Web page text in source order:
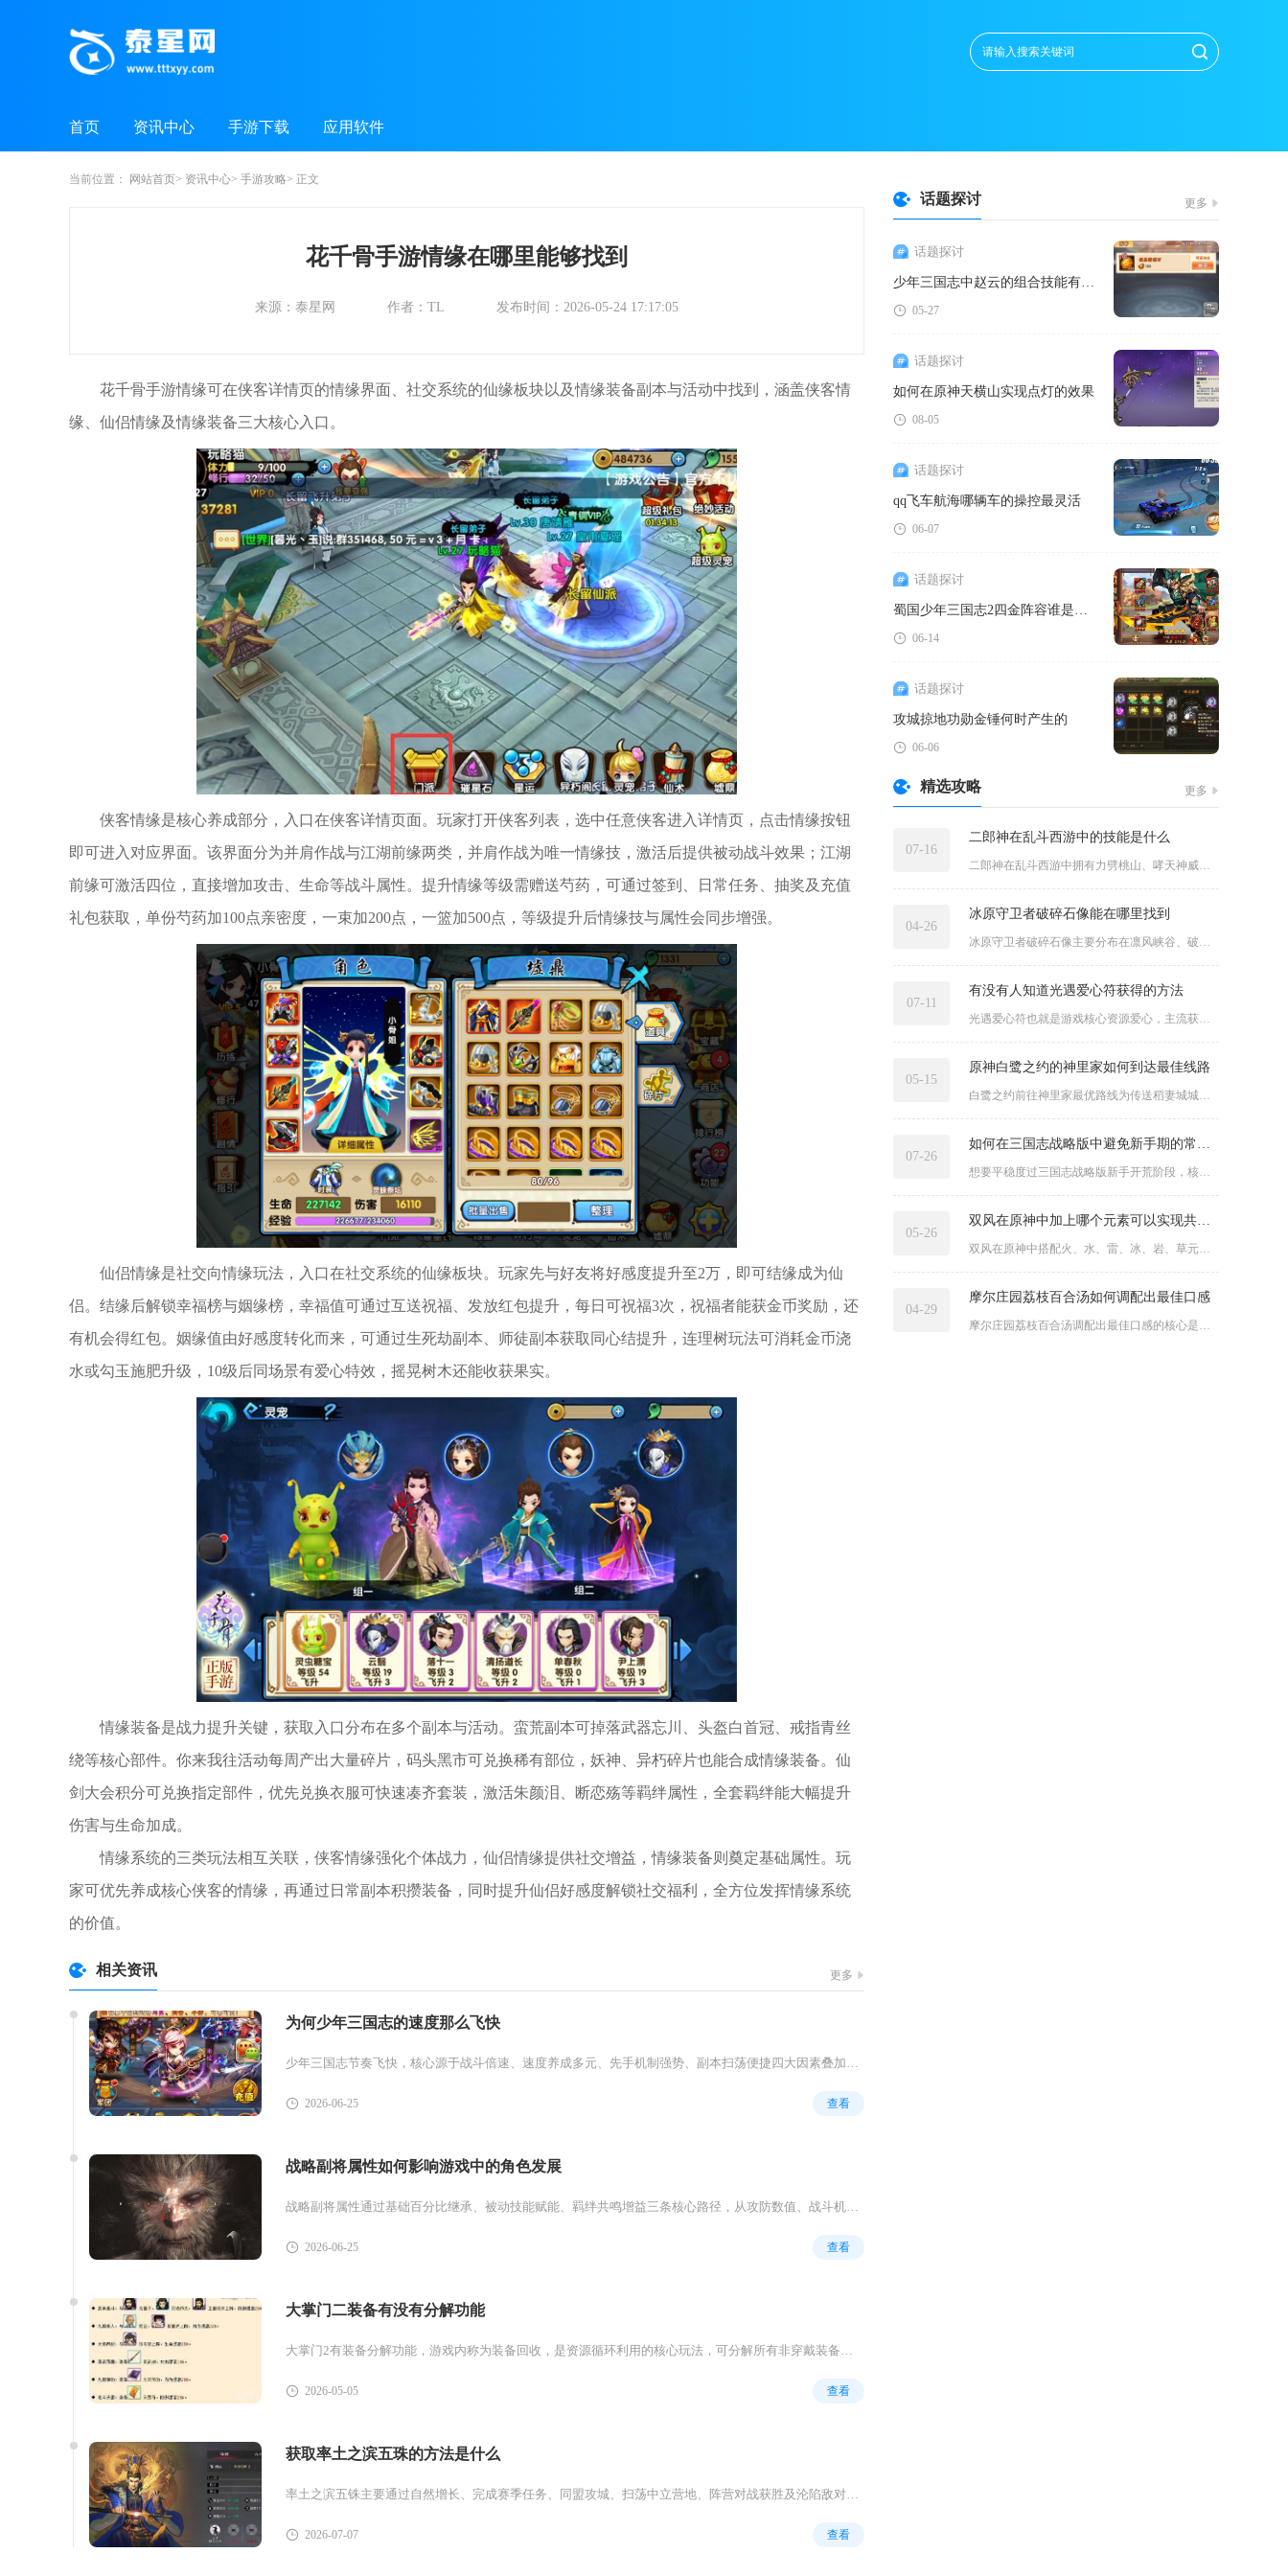
首页 资讯中心 手游下载 应用软件
当前位置： 网站首页 资讯中心 手游攻略 正文
花千骨手游情缘在哪里能够找到
来源：泰星网 作者：TL 发布时间：2026-05-24 17:17:05
花千骨手游情缘可在侠客详情页的情缘界面、社交系统的仙缘板块以及情缘装备副本与活动中找到，涵盖侠客情
缘、仙侣情缘及情缘装备三大核心入口。
侠客情缘是核心养成部分，入口在侠客详情页面。玩家打开侠客列表，选中任意侠客进入详情页，点击情缘按钮
即可进入对应界面。该界面分为并肩作战与江湖前缘两类，并肩作战为唯一情缘技，激活后提供被动战斗效果；江湖
前缘可激活四位，直接增加攻击、生命等战斗属性。提升情缘等级需赠送芍药，可通过签到、日常任务、抽奖及充值
礼包获取，单份芍药加100点亲密度，一束加200点，一篮加500点，等级提升后情缘技与属性会同步增强。
仙侣情缘是社交向情缘玩法，入口在社交系统的仙缘板块。玩家先与好友将好感度提升至2万，即可结缘成为仙
侣。结缘后解锁幸福榜与姻缘榜，幸福值可通过互送祝福、发放红包提升，每日可祝福3次，祝福者能获金币奖励，还
有机会得红包。姻缘值由好感度转化而来，可通过生死劫副本、师徒副本获取同心结提升，连理树玩法可消耗金币浇
水或勾玉施肥升级，10级后同场景有爱心特效，摇晃树木还能收获果实。
情缘装备是战力提升关键，获取入口分布在多个副本与活动。蛮荒副本可掉落武器忘川、头盔白首冠、戒指青丝
绕等核心部件。你来我往活动每周产出大量碎片，码头黑市可兑换稀有部位，妖神、异朽碎片也能合成情缘装备。仙
剑大会积分可兑换指定部件，优先兑换衣服可快速凑齐套装，激活朱颜泪、断恋殇等羁绊属性，全套羁绊能大幅提升
伤害与生命加成。
情缘系统的三类玩法相互关联，侠客情缘强化个体战力，仙侣情缘提供社交增益，情缘装备则奠定基础属性。玩
家可优先养成核心侠客的情缘，再通过日常副本积攒装备，同时提升仙侣好感度解锁社交福利，全方位发挥情缘系统
的价值。
相关资讯 更多
为何少年三国志的速度那么飞快
2026-06-25 查看
战略副将属性如何影响游戏中的角色发展
2026-06-25 查看
大掌门二装备有没有分解功能
2026-05-05 查看
获取率土之滨五珠的方法是什么
2026-07-07 查看
话题探讨 更多
话题探讨
05-27
话题探讨
如何在原神天横山实现点灯的效果
08-05
话题探讨
qq飞车航海哪辆车的操控最灵活
06-07
话题探讨
06-14
话题探讨
攻城掠地功勋金锤何时产生的
06-06
精选攻略 更多
07-16
二郎神在乱斗西游中的技能是什么
04-26
冰原守卫者破碎石像能在哪里找到
07-11
有没有人知道光遇爱心符获得的方法
05-15
原神白鹭之约的神里家如何到达最佳线路
07-26
05-26
04-29
摩尔庄园荔枝百合汤如何调配出最佳口感